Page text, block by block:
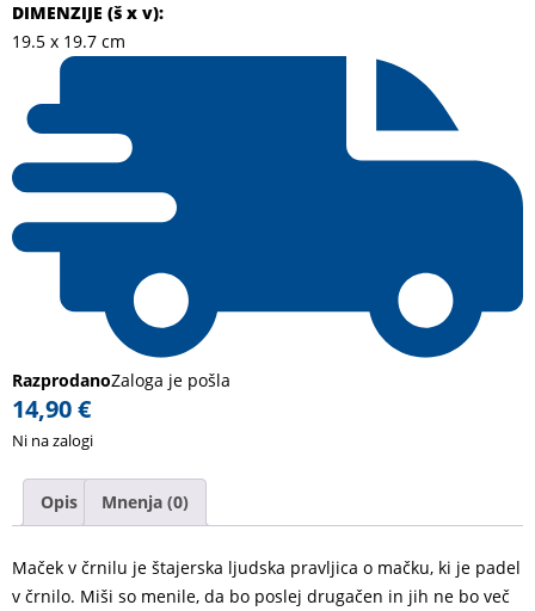
RazprodanoZaloga je pošla
14,90€
Ni na zalogi
DIMENZIJE (š x v):
19.5 x 19.7 cm
Opis Mnenja (0)
Maček v črnilu je štajerska ljudska pravljica o mačku, ki je padel
v črnilo. Miši so menile, da bo poslej drugačen in jih ne bo več